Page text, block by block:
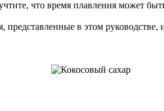
что время плавления может
в этом